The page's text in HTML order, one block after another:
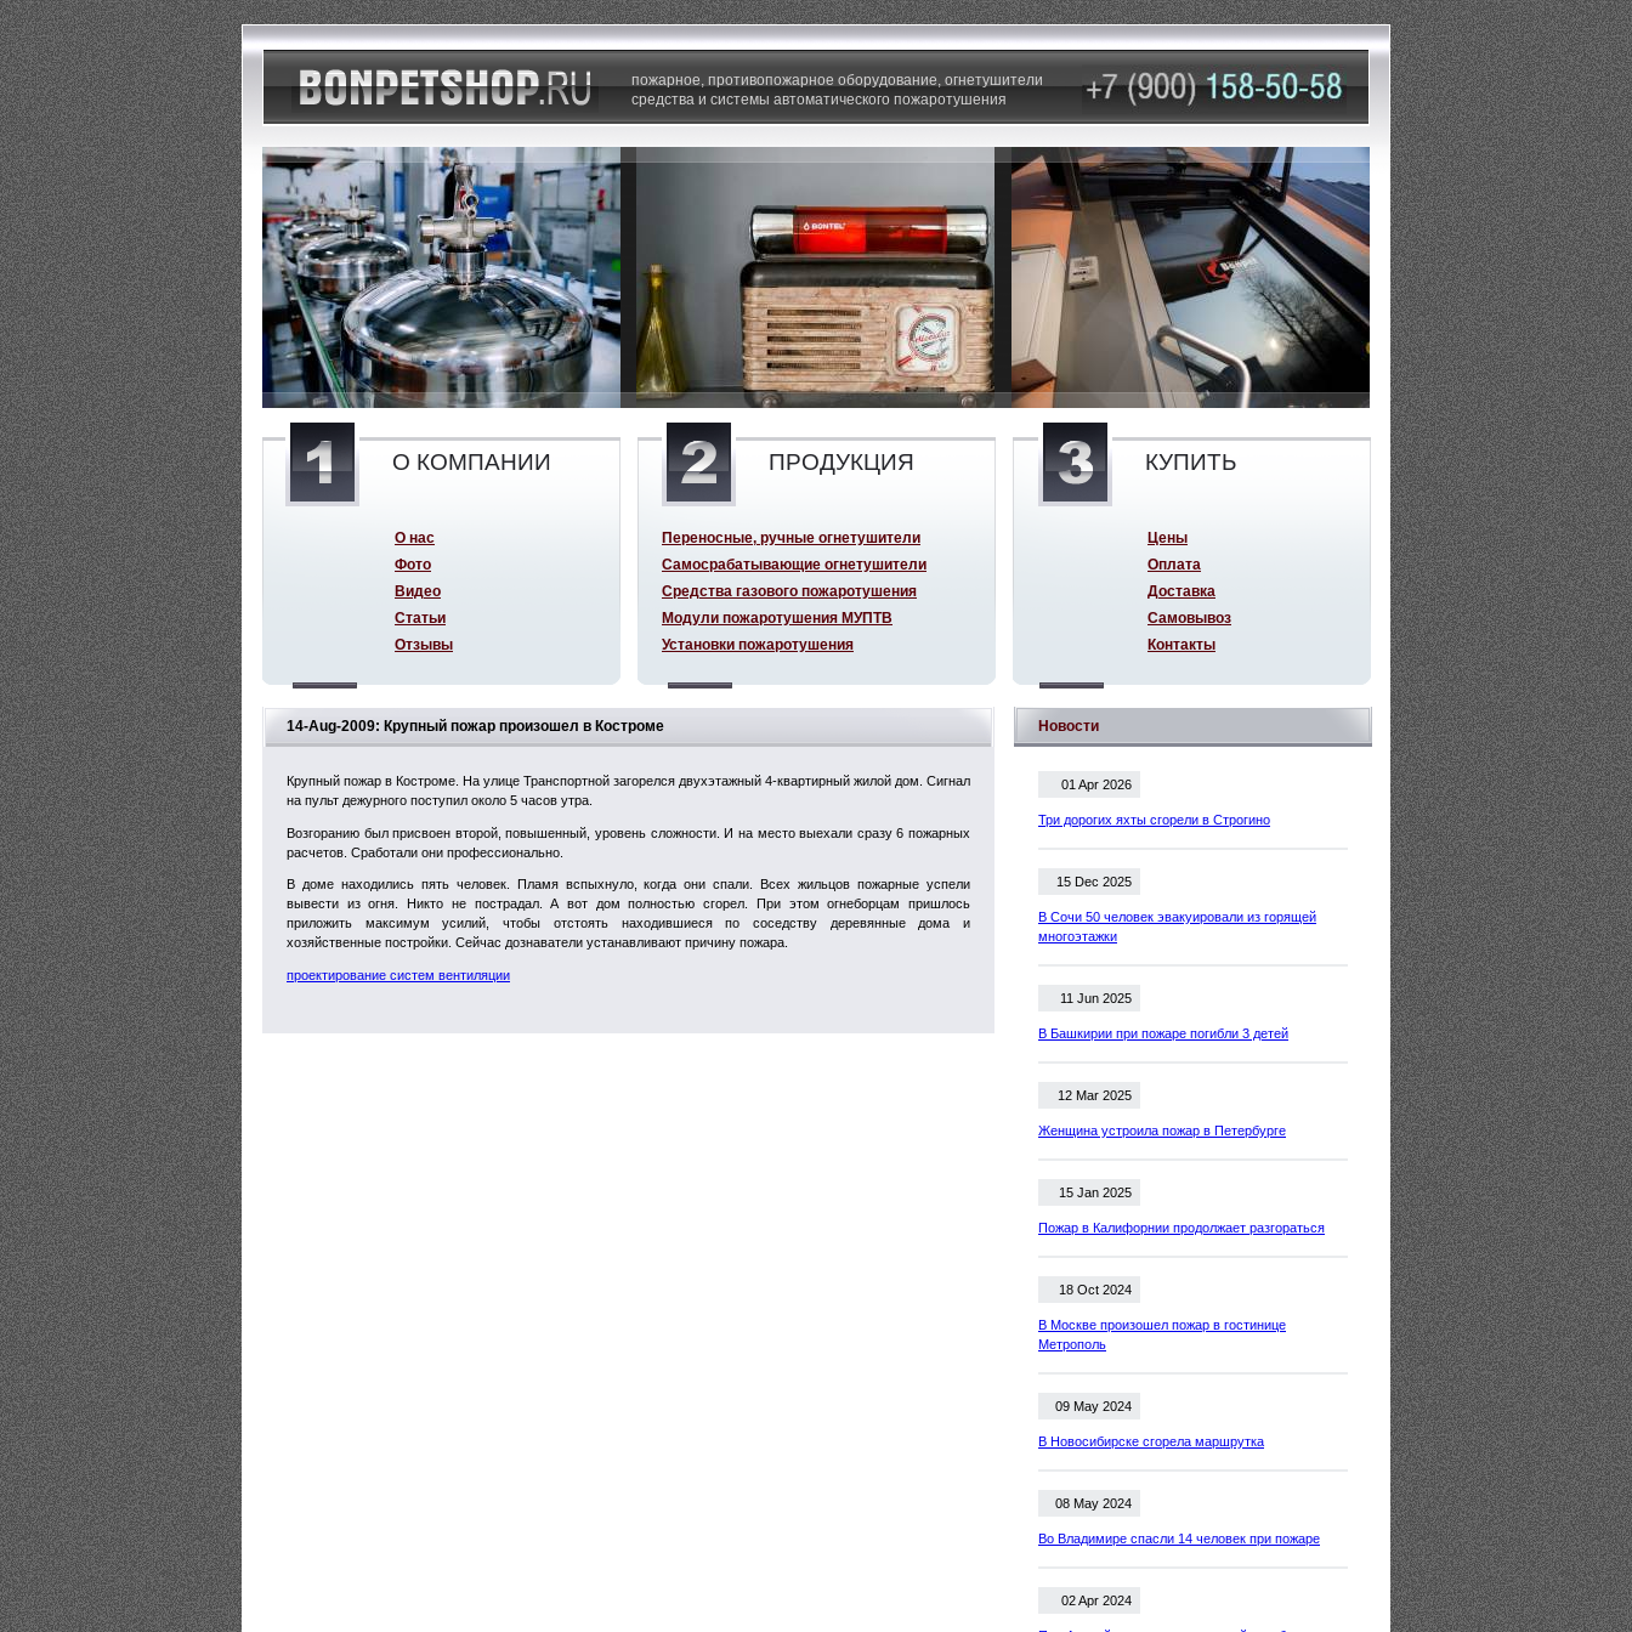
14-Aug-2009: Крупный пожар произошел в Костроме
Крупный пожар в Костроме. На улице Транспортной загорелся двухэтажный 4-квартирный жилой дом. Сигнал
на пульт дежурного поступил около 5 часов утра.
Возгоранию был присвоен второй, повышенный, уровень сложности. И на место выехали сразу 6 пожарных
расчетов. Сработали они профессионально.
В доме находились пять человек. Пламя вспыхнуло, когда они спали. Всех жильцов пожарные успели
вывести из огня. Никто не пострадал. А вот дом полностью сгорел. При этом огнеборцам пришлось
приложить максимум усилий, чтобы отстоять находившиеся по соседству деревянные дома и
хозяйственные постройки. Сейчас дознаватели устанавливают причину пожара.
проектирование систем вентиляции
Новости
01 Apr 2026
Три дорогих яхты сгорели в Строгино
15 Dec 2025
В Сочи 50 человек эвакуировали из горящей
многоэтажки
11 Jun 2025
В Башкирии при пожаре погибли 3 детей
12 Mar 2025
Женщина устроила пожар в Петербурге
15 Jan 2025
Пожар в Калифорнии продолжает разгораться
18 Oct 2024
В Москве произошел пожар в гостинице
Метрополь
09 May 2024
В Новосибирске сгорела маршрутка
08 May 2024
Во Владимире спасли 14 человек при пожаре
02 Apr 2024
пожарное, противопожарное оборудование, огнетушители
средства и системы автоматического пожаротушения
О КОМПАНИИ
О нас
Фото
Видео
Статьи
Отзывы
ПРОДУКЦИЯ
Переносные, ручные огнетушители
Самосрабатывающие огнетушители
Средства газового пожаротушения
Модули пожаротушения МУПТВ
Установки пожаротушения
КУПИТЬ
Цены
Оплата
Доставка
Самовывоз
Контакты